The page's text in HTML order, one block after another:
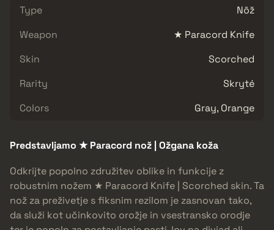
Type
Nôž
Weapon
★ Paracord Knife
Skin
Scorched
Rarity
Skryté
Colors
Gray, Orange
Predstavljamo ★ Paracord nož | Ožgana koža
Odkrijte popolno združitev oblike in funkcije z
robustnim nožem ★ Paracord Knife | Scorched skin. Ta
nož za preživetje s fiksnim rezilom je zasnovan tako,
da služi kot učinkovito orožje in vsestransko orodje